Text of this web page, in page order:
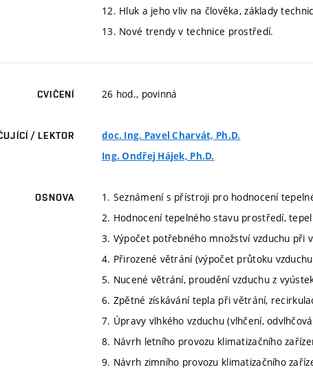
12. Hluk a jeho vliv na člověka, základy
13. Nové trendy v technice prostředí.
CVIČENÍ 26 hod., povinná
/ LEKTOR
doc. Ing. Pavel Charvát, Ph.D.
Ing. Ondřej Hájek, Ph.D.
OSNOVA
1. Seznámení s přístroji pro hodnocení
2. Hodnocení tepelného stavu prostředí,
3. Výpočet potřebného množství vzduchu při
4. Přirozené větrání (výpočet průtoku
5. Nucené větrání, proudění vzduchu z
6. Zpětné získávání tepla při větrání,
7. Úpravy vlhkého vzduchu (vlhčení,
8. Návrh letního provozu klimatizačního
9. Návrh zimního provozu klimatizačního